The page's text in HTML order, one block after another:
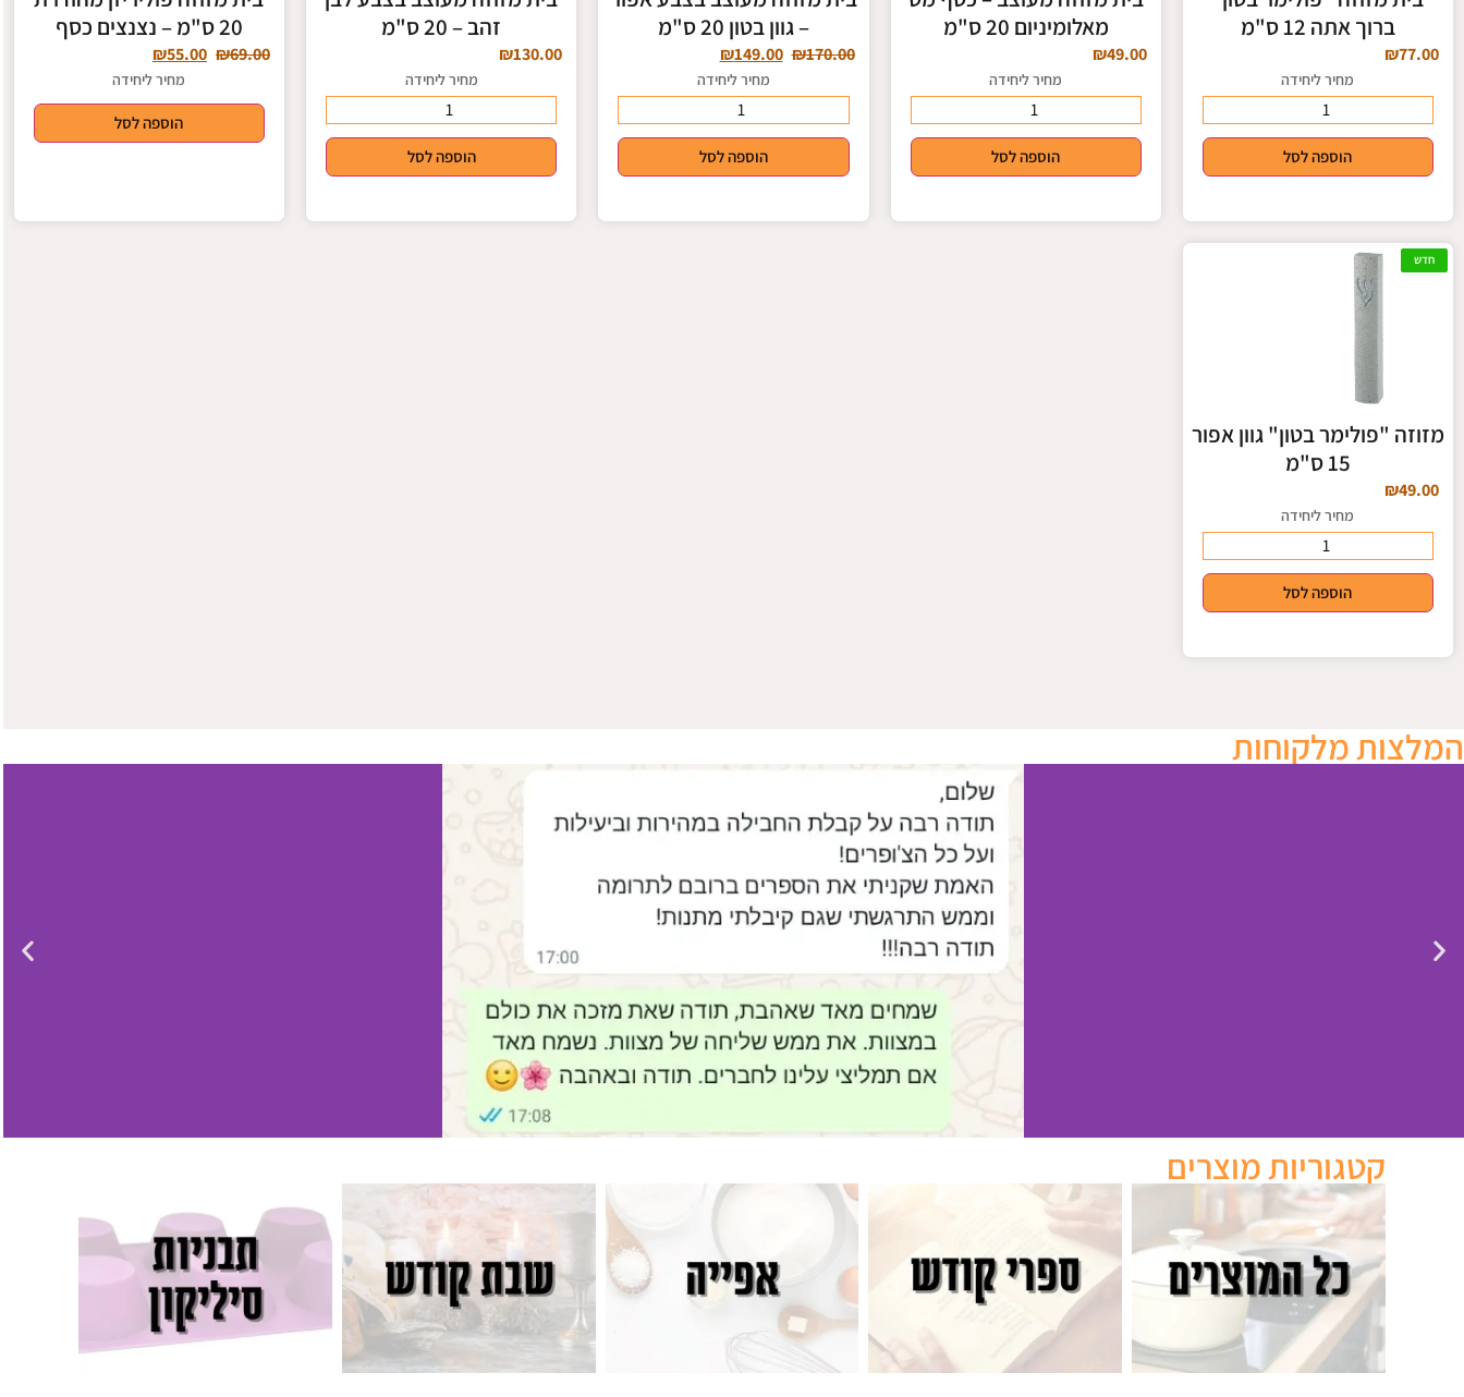
ברוך אתה 12 ס"מ
₪77.00
מחיר ליחידה
הוספה לסל
מאלומיניום 20 ס"מ
₪49.00
מחיר ליחידה
הוספה לסל
– גוון בטון 20 ס"מ
₪170.00
₪149.00
מחיר ליחידה
הוספה לסל
זהב – 20 ס"מ
₪130.00
מחיר ליחידה
הוספה לסל
20 ס"מ – נצנצים כסף
₪69.00
₪55.00
מחיר ליחידה
הוספה לסל
חדש
מזוזה "פולימר בטון" גוון אפור
15 ס"מ
₪49.00
מחיר ליחידה
הוספה לסל
המלצות מלקוחות
קטגוריות מוצרים